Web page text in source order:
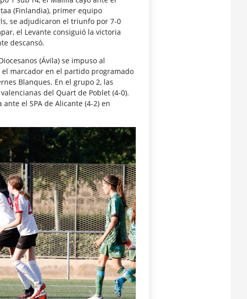
(Finlandia), primer equipo
se adjudicaron el triunfo por 7-0
el Levante consiguió la victoria
descansó.
(Ávila) se impuso al
marcador en el partido programado
Blanques. En el grupo 2, las
del Quart de Poblet (4-0).
el SPA de Alicante (4-2) en